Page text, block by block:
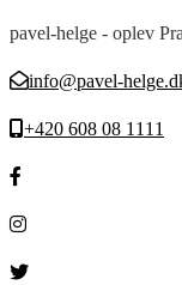
pavel-helge - oplev
info@pavel-
+420 608 08 1111